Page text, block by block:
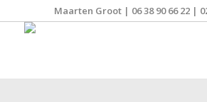
Maarten Groot | 06 38 90 66 22 |